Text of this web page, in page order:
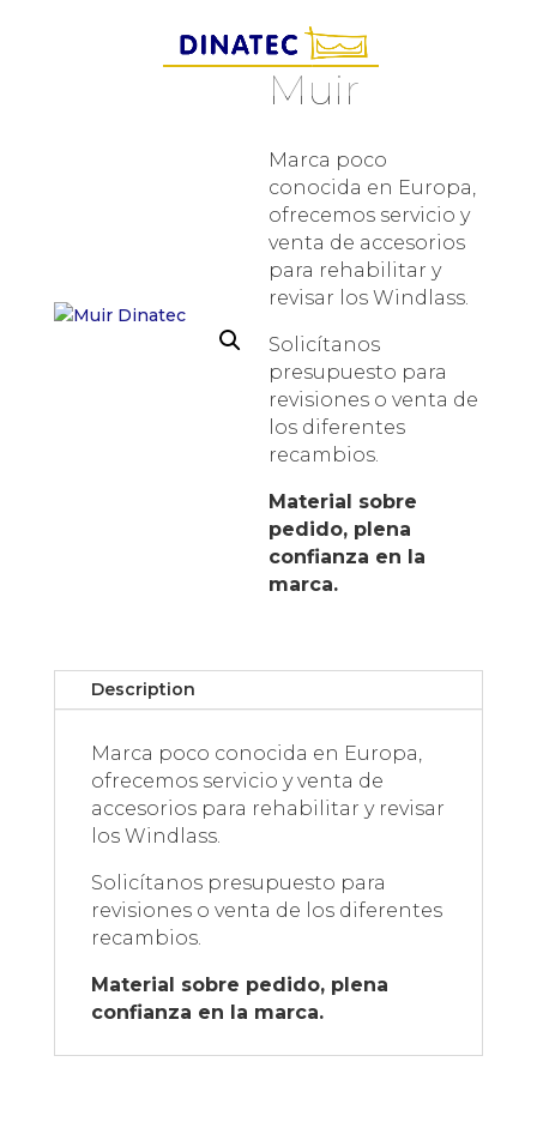
Muir
Marca poco
conocida en Europa,
ofrecemos servicio y
venta de accesorios
para rehabilitar y
revisar los Windlass.
Solicítanos
presupuesto para
revisiones o venta de
los diferentes
recambios.
Material sobre
pedido, plena
confianza en la
marca.
Description
Marca poco conocida en Europa,
ofrecemos servicio y venta de
accesorios para rehabilitar y revisar
los Windlass.
Solicítanos presupuesto para
revisiones o venta de los diferentes
recambios.
Material sobre pedido, plena
confianza en la marca.